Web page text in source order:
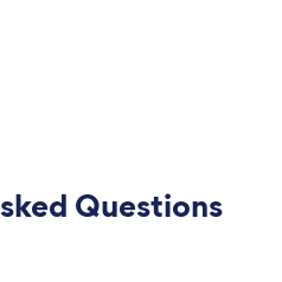
Questions